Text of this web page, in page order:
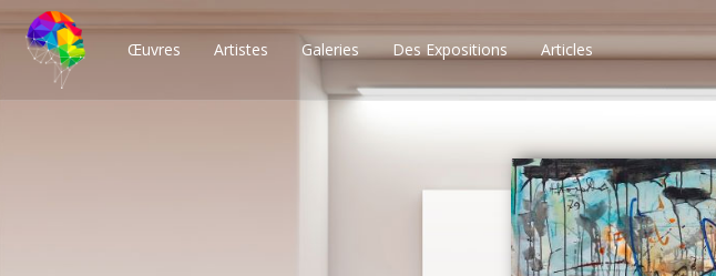
Œuvres Artistes Galeries Des Expositions Articles